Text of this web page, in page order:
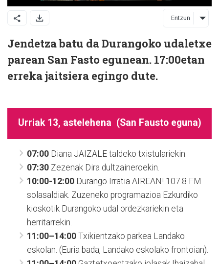
Entzun
Jendetza batu da Durangoko udaletxe
parean San Fasto egunean. 17:00etan
erreka jaitsiera egingo dute.
Urriak 13, astelehena (San Fausto eguna)
07:00 Diana JAIZALE taldeko txistulariekin.
07:30 Zezenak Dira dultzaineroekin.
10:00-12:00 Durango Irratia AIREAN! 107.8 FM
solasaldiak. Zuzeneko programazioa Ezkurdiko
kioskotik Durangoko udal ordezkariekin eta
herritarrekin.
11:00–14:00 Txikientzako parkea Landako
eskolan. (Euria bada, Landako eskolako frontoian).